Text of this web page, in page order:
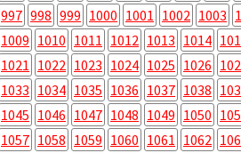
997 998 999 1000 1001 1002 1003
1009 1010 1011 1012 1013 1014
1021 1022 1023 1024 1025 1026
1033 1034 1035 1036 1037 1038
1045 1046 1047 1048 1049 1050
1057 1058 1059 1060 1061 1062